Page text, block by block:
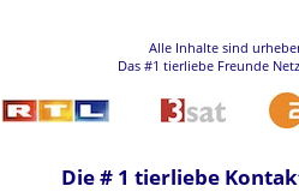
Alle Inhalte sind
Das #1 tierliebe Freunde
Die # 1 tierliebe